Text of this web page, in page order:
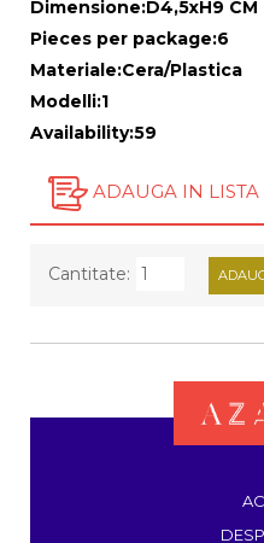
Dimensione:D4,5xH9 CM
Pieces per package:6
Materiale:Cera/Plastica
Modelli:1
Availability:59
ADAUGA IN LISTA
Cantitate: